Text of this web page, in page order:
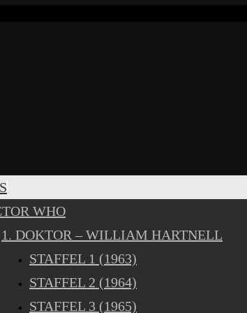
WHO
1. DOKTOR – WILLIAM HARTNELL
STAFFEL 1 (1963)
STAFFEL 2 (1964)
STAFFEL 3 (1965)